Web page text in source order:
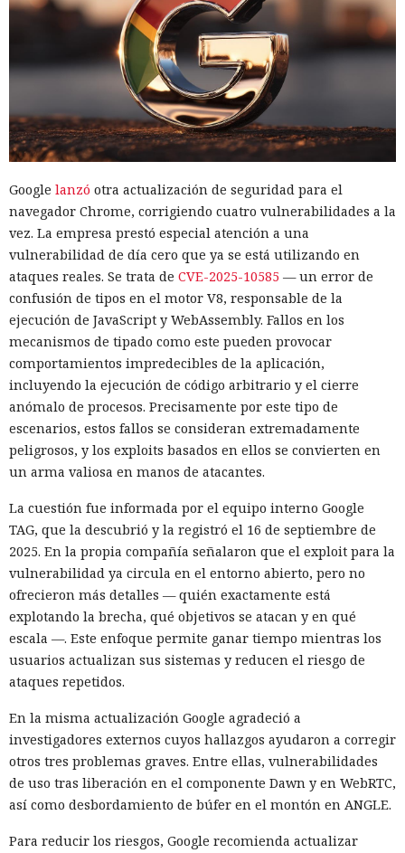
Google lanzó otra actualización de seguridad para el
navegador Chrome, corrigiendo cuatro vulnerabilidades a la
vez. La empresa prestó especial atención a una
vulnerabilidad de día cero que ya se está utilizando en
ataques reales. Se trata de CVE-2025-10585 — un error de
confusión de tipos en el motor V8, responsable de la
ejecución de JavaScript y WebAssembly. Fallos en los
mecanismos de tipado como este pueden provocar
comportamientos impredecibles de la aplicación,
incluyendo la ejecución de código arbitrario y el cierre
anómalo de procesos. Precisamente por este tipo de
escenarios, estos fallos se consideran extremadamente
peligrosos, y los exploits basados en ellos se convierten en
un arma valiosa en manos de atacantes.
La cuestión fue informada por el equipo interno Google
TAG, que la descubrió y la registró el 16 de septiembre de
2025. En la propia compañía señalaron que el exploit para la
vulnerabilidad ya circula en el entorno abierto, pero no
ofrecieron más detalles — quién exactamente está
explotando la brecha, qué objetivos se atacan y en qué
escala —. Este enfoque permite ganar tiempo mientras los
usuarios actualizan sus sistemas y reducen el riesgo de
ataques repetidos.
En la misma actualización Google agradeció a
investigadores externos cuyos hallazgos ayudaron a corregir
otros tres problemas graves. Entre ellas, vulnerabilidades
de uso tras liberación en el componente Dawn y en WebRTC,
así como desbordamiento de búfer en el montón en ANGLE.
Para reducir los riesgos, Google recomienda actualizar